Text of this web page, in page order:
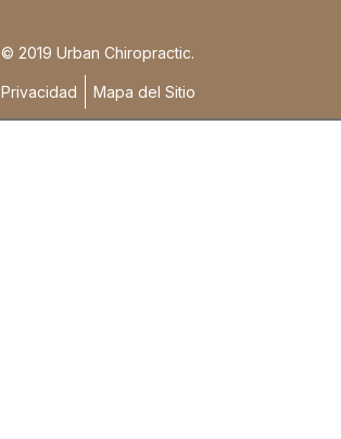
© 2019 Urban Chiropractic.
Privacidad Mapa del Sitio